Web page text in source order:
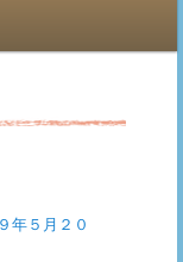
年５月２０